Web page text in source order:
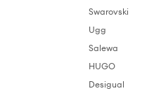
Swarovski
Ugg
Salewa
HUGO
Desigual